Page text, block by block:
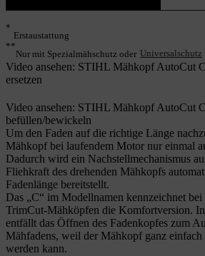
*
Erstaustattung
**
Nur mit Spezialmähschutz oder Universalschutz
Video ansehen: STIHL Mähkopf AutoCut
ersetzen
Video ansehen: STIHL Mähkopf AutoCut
befüllen/bewickeln
Um den Faden auf die richtige Länge
Mähkopf bei laufendem Motor nur einmal
Dadurch wird ein Nachstellmechanismus
Fliehkraft des drehenden Mähkopfs
Fadenlänge bereitstellt.
Das „C“ im Modellnamen kennzeichnet
TrimCut-Mähköpfen die Komfortversion.
entfällt das Öffnen des Fadenkopfes zum
Mähfadens, weil der Mähkopf ganz
werden kann.